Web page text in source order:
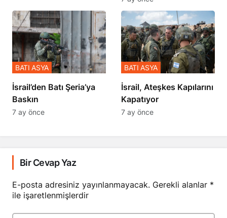
​​​​​​​İsrail’den Batı Şeria’ya
Baskın
BATI ASYA
7 ay önce
İsrail, Ateşkes Kapılarını
Kapatıyor
BATI ASYA
7 ay önce
Bir Cevap Yaz
E-posta adresiniz yayınlanmayacak. Gerekli alanlar *
ile işaretlenmişlerdir